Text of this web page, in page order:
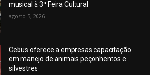
musical à 3ª Feira Cultural
agosto 5, 2026
Cebus oferece a empresas capacitação
em manejo de animais peçonhentos e
silvestres